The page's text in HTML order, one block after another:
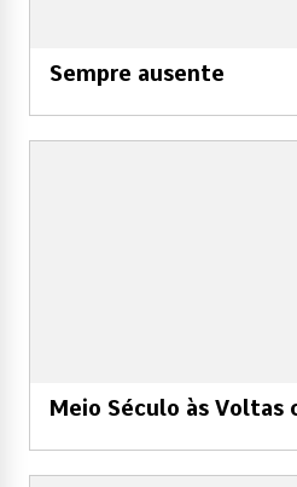
Sempre ausente
Meio Século às Voltas